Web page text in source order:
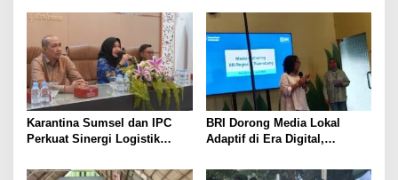
Dokter Mitra
Karantina Sumsel dan IPC
Perkuat Sinergi Logistik
BRI Dorong Media Lokal
Adaptif di Era Digital,
Journalism